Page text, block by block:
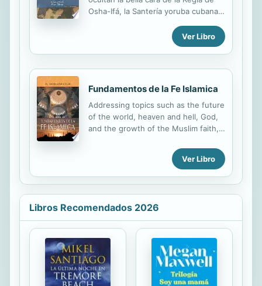
su plenitud. Además, la adaptación a
lenguaje moderno facilita la
comprensión de conceptos y
situaciones que pueden resultar
lejanos o desconocidos para el
Osha-Ifá, la Santería yoruba cubana,
deslumbrante por la filosofía, la
cosmogonía y la suculenta mitología
el r
Ver Libro
Fundamentos de la Fe Islamica
Addressing topics such as the future
of the world, heaven and hell, God,
and the growth of the Muslim faith,
within themselves in order to answer
questions about their purpose in life
and their place within the Muslim
world. Hablando de temas como el
infierno, Dios y el crecimiento de la
fe musulmana, el libro invita a los
creyentes a usar la inteligencia que
Dios les otorgó para contestar
preguntas acerca de su propósito en
la vida y su lugar dentro del mundo
musulmán.
Ver Libro
Libros Recomendados 2026